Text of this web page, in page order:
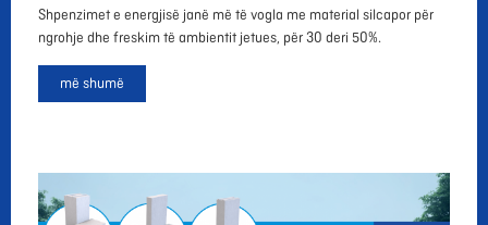
Shpenzimet e energjisë janë më të vogla me material silcapor për
ngrohje dhe freskim të ambientit jetues, për 30 deri 50%.
më shumë